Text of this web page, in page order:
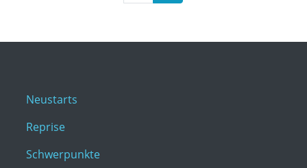
Neustarts
Reprise
Schwerpunkte